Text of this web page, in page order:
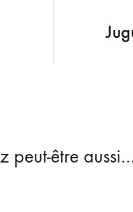
peut-être